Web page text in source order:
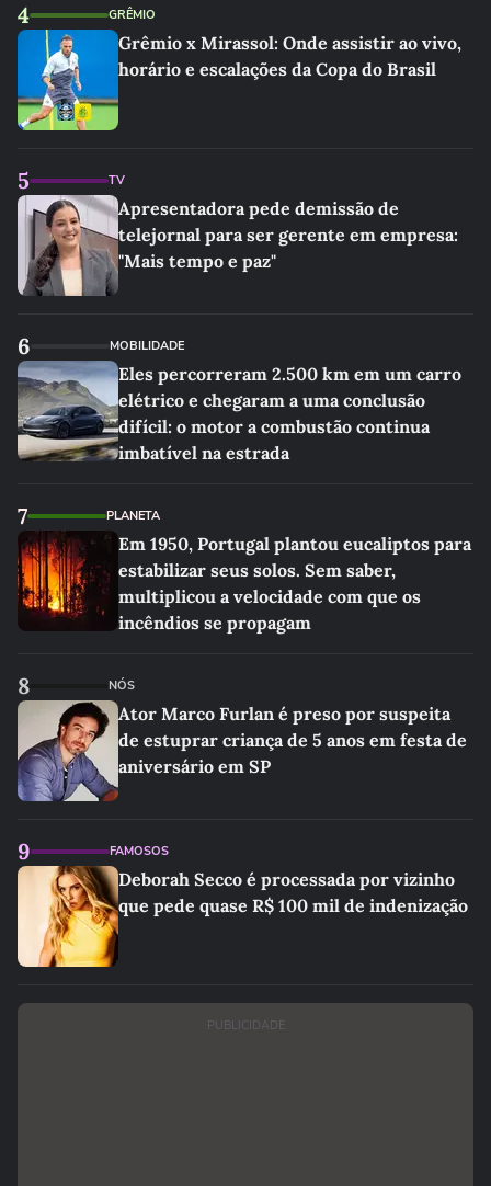
4 GRÊMIO
Grêmio x Mirassol: Onde assistir ao vivo,
horário e escalações da Copa do Brasil
5 TV
Apresentadora pede demissão de
telejornal para ser gerente em empresa:
"Mais tempo e paz"
6 MOBILIDADE
Eles percorreram 2.500 km em um carro
elétrico e chegaram a uma conclusão
difícil: o motor a combustão continua
imbatível na estrada
7 PLANETA
Em 1950, Portugal plantou eucaliptos para
estabilizar seus solos. Sem saber,
multiplicou a velocidade com que os
incêndios se propagam
8 NÓS
Ator Marco Furlan é preso por suspeita
de estuprar criança de 5 anos em festa de
aniversário em SP
9 FAMOSOS
Deborah Secco é processada por vizinho
que pede quase R$ 100 mil de indenização
PUBLICIDADE